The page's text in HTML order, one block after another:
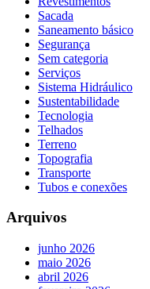
Sacada
Saneamento básico
Segurança
Sem categoria
Serviços
Sistema Hidráulico
Sustentabilidade
Tecnologia
Telhados
Terreno
Topografia
Transporte
Tubos e conexões
Arquivos
junho 2026
maio 2026
abril 2026